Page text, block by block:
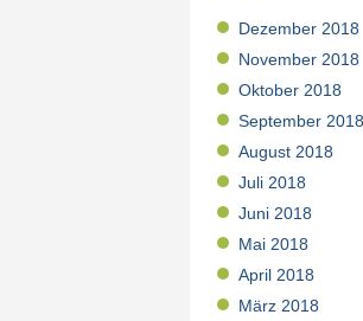
Dezember 2018
November 2018
Oktober 2018
September 2018
August 2018
Juli 2018
Juni 2018
Mai 2018
April 2018
März 2018